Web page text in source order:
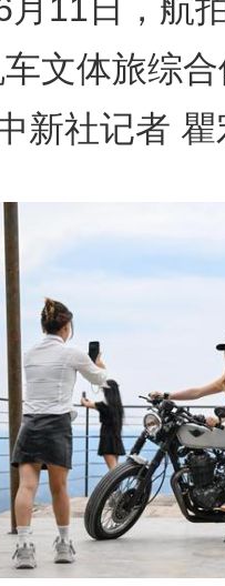
日，航拍
车文体旅综
新社记者